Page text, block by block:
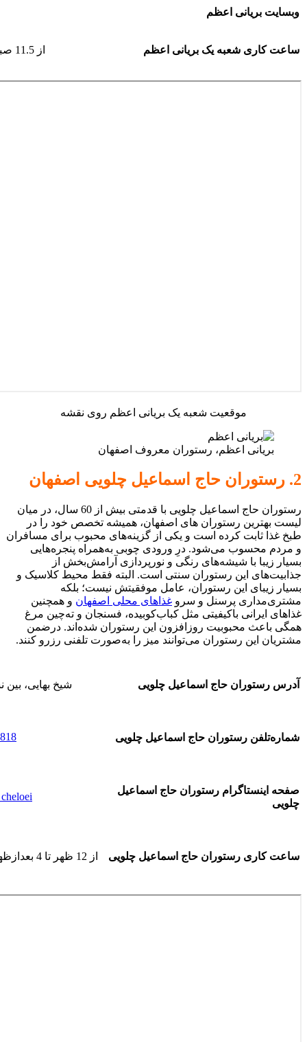
وبسایت بریانی اعظم
ساعت کاری شعبه یک بریانی اعظم از 11.5 صبح تا 4 بعدازظهر و از 7 غروب تا 10 شب
موقعیت شعبه یک بریانی اعظم روی نقشه
بریانی اعظم، رستوران معروف اصفهان
2. رستوران حاج اسماعیل چلویی اصفهان
رستوران حاج اسماعیل چلویی با قدمتی بیش از 60 سال، در میان
لیست بهترین رستوران های اصفهان، همیشه تخصص خود را در
طبخ غذا ثابت کرده است و یکی از گزینه‌های محبوب برای مسافران
و مردم محسوب می‌شود. درِ ورودی چوبی به‌همراه پنجره‌هایی
بسیار زیبا با شیشه‌های رنگی و نورپردازی آرامش‌بخش از
جذابیت‌های این رستوران سنتی است. البته فقط محیط کلاسیک و
بسیار زیبای این رستوران، عامل موفقیتش نیست؛ بلکه
مشتری‌مداری پرسنل و سرو غذاهای محلی اصفهان و همچنین
غذاهای ایرانی باکیفیتی مثل کباب‌کوبیده، فسنجان و ته‌چین مرغ
همگی باعث محبوبیت روزافزون این رستوران شده‌اند. درضمن
مشتریان این رستوران می‌توانند میز را به‌صورت تلفنی رزرو کنند.
آدرس رستوران حاج اسماعیل چلویی شیخ بهایی،
شماره‌تلفن رستوران حاج اسماعیل چلویی
صفحه اینستاگرام رستوران حاج اسماعیل
چلویی
ساعت کاری رستوران حاج اسماعیل چلویی از 12 ظهر تا 4 بعدازظهر و از 7:15 غروب تا 11 شب